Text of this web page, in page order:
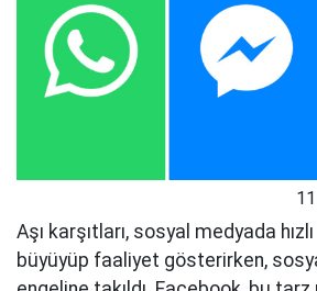
Aşı karşıtları, sosyal medyada
büyüyüp faaliyet gösterirken,